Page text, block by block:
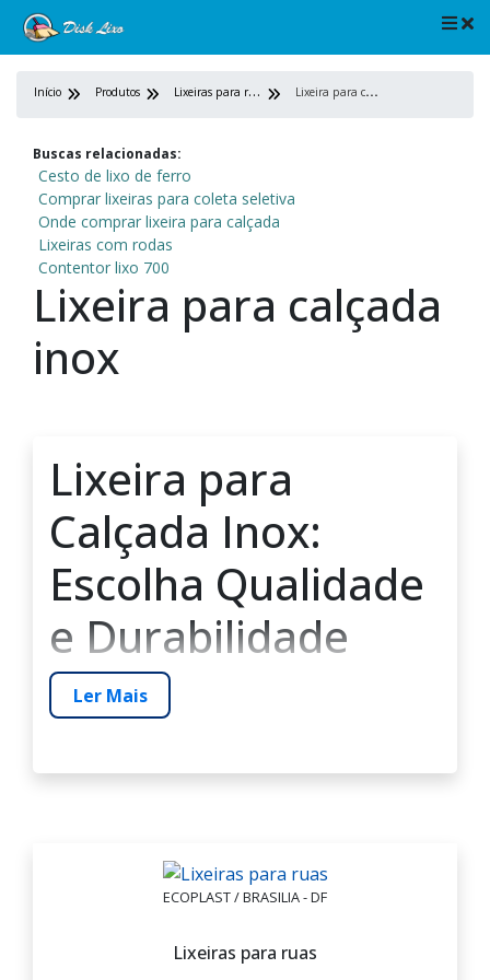
Início Produtos L
ixeiras para ruas L
ixeira para calçada inox
Buscas relacionadas:
Cesto de lixo de ferro
Comprar lixeiras para coleta seletiva
Onde comprar lixeira para calçada
Lixeiras com rodas
Contentor lixo 700
Lixeira para calçada
inox
Lixeira para
Calçada Inox:
Escolha Qualidade
e Durabilidade
lixeira para calçada inox
para quem busca resistência, sofisticação e
Se você está em busca da melhor opção para
entender os benefícios e critérios de escolha é
Ler Mais
ECOPLAST / BRASILIA - DF
Lixeiras para ruas